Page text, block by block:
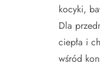
kocyki,
Dla
ciepła i
wśród